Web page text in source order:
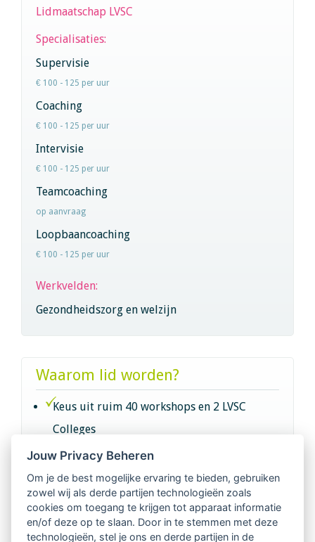
Lidmaatschap LVSC
Specialisaties:
Supervisie
€ 100 - 125 per uur
Coaching
€ 100 - 125 per uur
Intervisie
€ 100 - 125 per uur
Teamcoaching
op aanvraag
Loopbaancoaching
€ 100 - 125 per uur
Werkvelden:
Gezondheidszorg en welzijn
Waarom lid worden?
Keus uit ruim 40 workshops en 2 LVSC
Colleges
Intervisie met geregistreerde vakgenoten
Netwerk van 2100 professionals in 14
regio's
Jouw Privacy Beheren
Om je de best mogelijke ervaring te bieden, gebruiken
zowel wij als derde partijen technologieën zoals
cookies om toegang te krijgen tot apparaat informatie
en/of deze op te slaan. Door in te stemmen met deze
technologieën, stel je ons en derde partijen in de